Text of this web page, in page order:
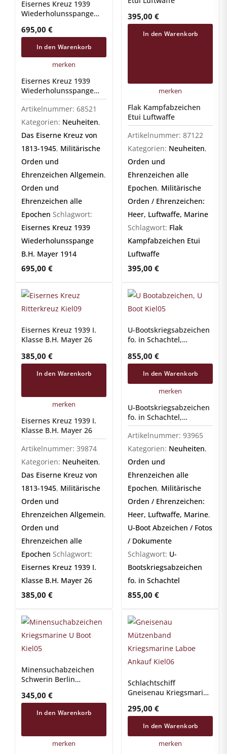
Eisernes Kreuz 1939
Wiederholunsspange
695,00 €
In den Warenkorb
merken
Eisernes Kreuz 1939
Wiederholunsspange
B.H. Mayer 1914
Artikelnummer: 68521
Kategorien: Neuheiten,
Das Eiserne Kreuz von
1813-1945, Militärische
Orden und
Ehrenzeichen Allgemein,
Orden und
Ehrenzeichen alle
Epochen Schlagwort:
Eisernes Kreuz 1939
Wiederholunsspange
B.H. Mayer 1914
695,00 €
395,00€
In den Warenkorb
merken
Flak Kampfabzeichen
Etui Luftwaffe
Artikelnummer:87122
Kategorien: Neuheiten,
Orden und
Ehrenzeichen alle
Epochen, Militärische
Orden / Ehrenzeichen:
Heer, Luftwaffe, Marine
Schlagwort: Flak
Kampfabzeichen Etui
Luftwaffe
395,00€
Eisernes Kreuz 1939 I.
Klasse B.H. Mayer 26
385,00 €
In den Warenkorb
merken
Eisernes Kreuz 1939 I.
Klasse B.H. Mayer 26
Artikelnummer: 39874
Kategorien: Neuheiten,
Das Eiserne Kreuz von
1813-1945, Militärische
Orden und
Ehrenzeichen Allgemein,
Orden und
Ehrenzeichen alle
Epochen Schlagwort:
Eisernes Kreuz 1939 I.
Klasse B.H. Mayer 26
385,00 €
U-Bootskriegsabzeichen
fo. in Schachtel,
855,00€
In den Warenkorb
merken
U-Bootskriegsabzeichen
fo. in Schachtel,
ungetragen
Artikelnummer:93965
Kategorien: Neuheiten,
Orden und
Ehrenzeichen alle
Epochen, Militärische
Orden / Ehrenzeichen:
Heer, Luftwaffe, Marine,
U-Boot Abzeichen / Fotos
/ Dokumente
Schlagwort: U-
Bootskriegsabzeichen
fo. in Schachtel
855,00€
Minensuchabzeichen
Schwerin Berlin
Buntmetall
345,00 €
In den Warenkorb
merken
Schlachtschiff
Gneisenau Kriegsmarine
295,00€
In den Warenkorb
merken